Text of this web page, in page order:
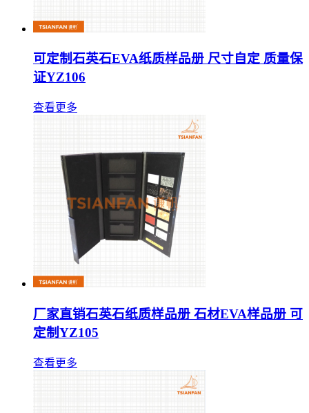
可定制石英石EVA纸质样品册 尺寸自定 质量保
证YZ106
查看更多
厂家直销石英石纸质样品册 石材EVA样品册 可
定制YZ105
查看更多